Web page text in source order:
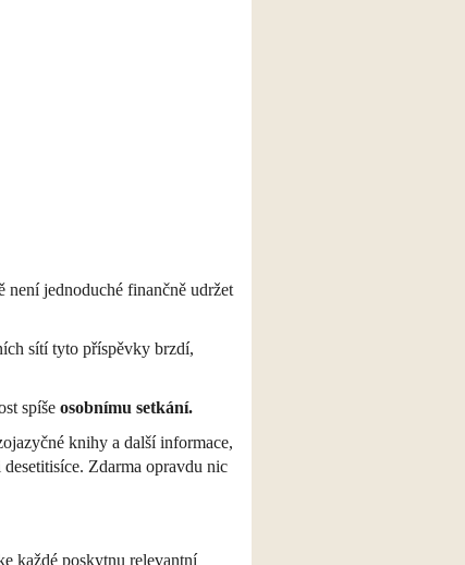
není jednoduché finančně udržet
sítí tyto příspěvky brzdí,
spíše osobnímu setkání.
knihy a další informace,
Zdarma opravdu nic
každé poskytnu relevantní